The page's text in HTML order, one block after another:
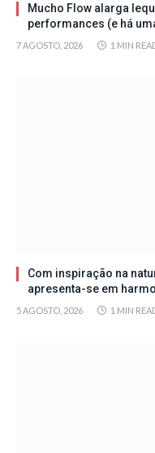
Mucho Flow alarga
performances (e há
7 AGOSTO, 2026 1 MIN
Com inspiração na
apresenta-se em
5 AGOSTO, 2026 1 MIN